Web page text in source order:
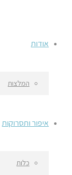
אודות
המלצות
איפור ותסרוקות
כלות